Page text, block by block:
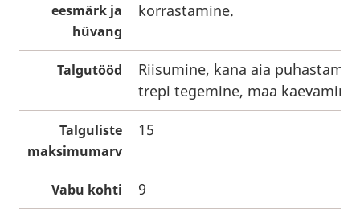
eesmärk ja
hüvang
korrastamine.
Talgutööd
Riisumine, kana aia
trepi tegemine, maa kaevamine.
Talguliste
maksimumarv
15
Vabu kohti 9